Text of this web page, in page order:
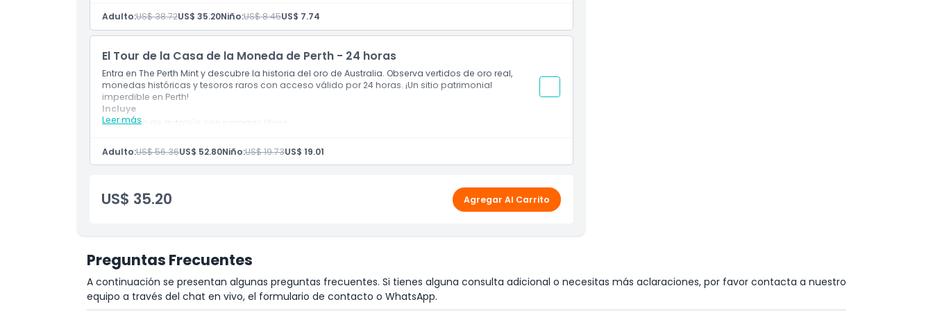
Cosas a Saber
Ubicación
Cómo Canjear
Recorrido de 2 horas por Perth y Kings Park
1 Boleto de autobús hop on hop off para Perth y Kings Park
Tour en autobús turístico
Subidas y bajadas ilimitadas en las rutas de autobús disponibles
Adulto:US$ 38.72US$ 35.20Niño:US$ 8.45US$ 7.74
El Tour de la Casa de la Moneda de Perth ​- 24 horas
Entra en The Perth Mint y descubre la historia del oro de Australia. Observa vertidos de oro real,
monedas históricas y tesoros raros con acceso válido por 24 horas. ¡Un sitio patrimonial
imperdible en Perth!
Leer más
Incluye
Boleto de autobús con paradas libres
Guía de habla inglesa
Adulto:US$ 56.36US$ 52.80Niño:US$ 19.73US$ 19.01
US$ 35.20 Agregar Al Carrito
Preguntas Frecuentes
A continuación se presentan algunas preguntas frecuentes. Si tienes alguna consulta adicional o necesitas más aclaraciones, por favor contacta a nuestro
equipo a través del chat en vivo, el formulario de contacto o WhatsApp.